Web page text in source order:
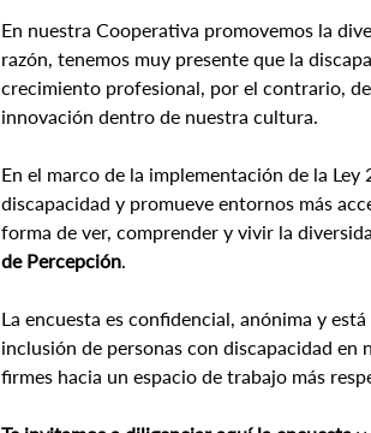
En nuestra Cooperativa promovemos la
razón, tenemos muy presente que la
crecimiento profesional, por el contrario,
innovación dentro de nuestra cultura.
En el marco de la implementación de la
discapacidad y promueve entornos más
forma de ver, comprender y vivir la
de Percepción.
La encuesta es confidencial, anónima y
inclusión de personas con discapacidad
firmes hacia un espacio de trabajo más